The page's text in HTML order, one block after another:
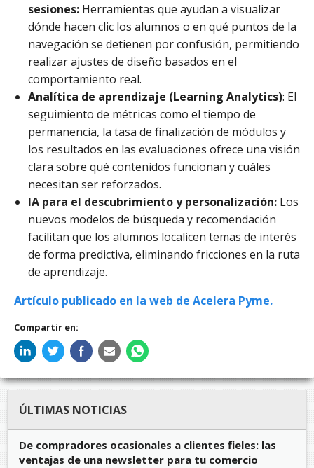
sesiones: Herramientas que ayudan a visualizar
dónde hacen clic los alumnos o en qué puntos de la
navegación se detienen por confusión, permitiendo
realizar ajustes de diseño basados en el
comportamiento real.
Analítica de aprendizaje (Learning Analytics): El
seguimiento de métricas como el tiempo de
permanencia, la tasa de finalización de módulos y
los resultados en las evaluaciones ofrece una visión
clara sobre qué contenidos funcionan y cuáles
necesitan ser reforzados.
IA para el descubrimiento y personalización: Los
nuevos modelos de búsqueda y recomendación
facilitan que los alumnos localicen temas de interés
de forma predictiva, eliminando fricciones en la ruta
de aprendizaje.
Artículo publicado en la web de Acelera Pyme.
Compartir en:
ÚLTIMAS NOTICIAS
De compradores ocasionales a clientes fieles: las
ventajas de una newsletter para tu comercio